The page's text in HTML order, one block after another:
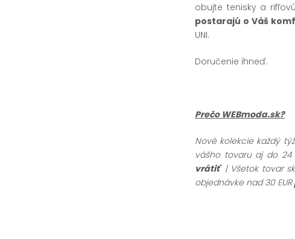
obujte tenisky a
postarajú o Váš
UNI.
Doručenie ihneď.
Prečo WEBmoda.sk?
Nové kolekcie každý
vášho tovaru aj do
vrátiť | Všetok tovar
objednávke nad 30 EUR